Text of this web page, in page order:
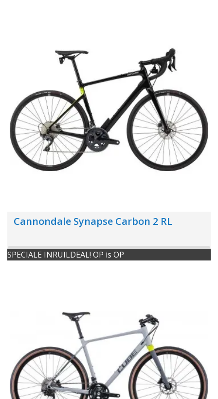
Cannondale Synapse Carbon 2 RL
SPECIALE INRUILDEAL! OP is OP